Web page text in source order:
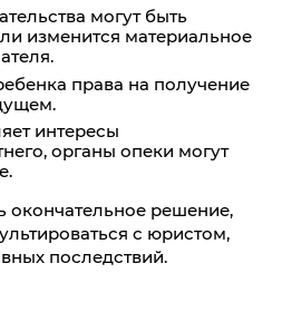
могут быть
изменится материальное
права на получение
интересы
органы опеки могут
решение,
с юристом,
последствий.